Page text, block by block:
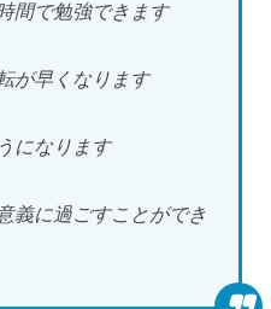
間で勉強できます
が早くなります
になります
義に過ごすことができ